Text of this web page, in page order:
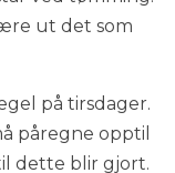
ut det som
på tirsdager.
påregne opptil
dette blir gjort.